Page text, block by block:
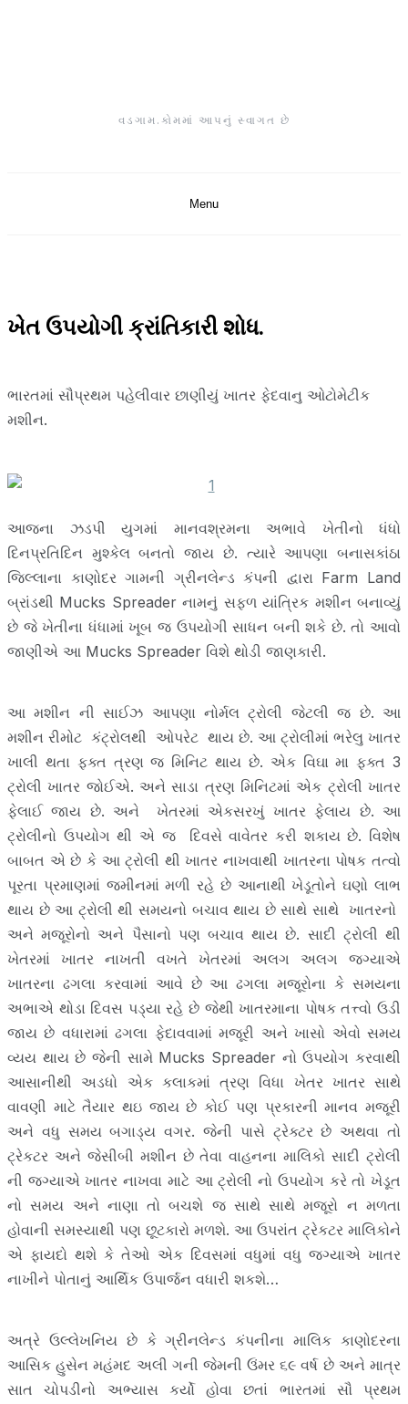
વડગામ.કોમમાં આપનું સ્વાગત છે
Menu
ખેત ઉપયોગી ક્રાંતિકારી શોધ.
ભારતમાં સૌપ્રથમ પહેલીવાર છાણીયું ખાતર ફેદવાનુ ઓટોમેટીક
મશીન.
આજના ઝડપી યુગમાં માનવશ્રમના અભાવે ખેતીનો ધંધો
દિનપ્રતિદિન મુશ્કેલ બનતો જાય છે. ત્યારે આપણા બનાસકાંઠા
જિલ્લાના કાણોદર ગામની ગ્રીનલેન્ડ કંપની દ્વારા Farm Land
બ્રાંડથી Mucks Spreader નામનું સફળ યાંત્રિક મશીન બનાવ્યું
છે જે ખેતીના ધંધામાં ખૂબ જ ઉપયોગી સાધન બની શકે છે. તો આવો
જાણીએ આ Mucks Spreader વિશે થોડી જાણકારી.
આ મશીન ની સાઈઝ આપણા નોર્મલ ટ્રોલી જેટલી જ છે. આ
મશીન રીમોટ કંટ્રોલથી ઓપરેટ થાય છે. આ ટ્રોલીમાં ભરેલુ ખાતર
ખાલી થતા ફક્ત ત્રણ જ મિનિટ થાય છે. એક વિઘા મા ફક્ત 3
ટ્રોલી ખાતર જોઈએ. અને સાડા ત્રણ મિનિટમાં એક ટ્રોલી ખાતર
ફેલાઈ જાય છે. અને ખેતરમાં એકસરખું ખાતર ફેલાય છે. આ
ટ્રોલીનો ઉપયોગ થી એ જ દિવસે વાવેતર કરી શકાય છે. વિશેષ
બાબત એ છે કે આ ટ્રોલી થી ખાતર નાખવાથી ખાતરના પોષક તત્વો
પૂરતા પ્રમાણમાં જમીનમાં મળી રહે છે આનાથી ખેડૂતોને ઘણો લાભ
થાય છે આ ટ્રોલી થી સમયનો બચાવ થાય છે સાથે સાથે ખાતરનો
અને મજૂરોનો અને પૈસાનો પણ બચાવ થાય છે. સાદી ટ્રોલી થી
ખેતરમાં ખાતર નાખતી વખતે ખેતરમાં અલગ અલગ જગ્યાએ
ખાતરના ઢગલા કરવામાં આવે છે આ ઢગલા મજૂરોના કે સમયના
અભાએ થોડા દિવસ પડ્યા રહે છે જેથી ખાતરમાના પોષક તત્ત્વો ઉડી
જાય છે વધારામાં ઢગલા ફેદાવવામાં મજૂરી અને ખાસો એવો સમય
વ્યય થાય છે જેની સામે Mucks Spreader નો ઉપયોગ કરવાથી
આસાનીથી અડધો એક કલાકમાં ત્રણ વિધા ખેતર ખાતર સાથે
વાવણી માટે તૈયાર થઇ જાય છે કોઈ પણ પ્રકારની માનવ મજૂરી
અને વધુ સમય બગાડ્ય વગર. જેની પાસે ટ્રેક્ટર છે અથવા તો
ટ્રેકટર અને જેસીબી મશીન છે તેવા વાહનના માલિકો સાદી ટ્રોલી
ની જગ્યાએ ખાતર નાખવા માટે આ ટ્રોલી નો ઉપયોગ કરે તો ખેડૂત
નો સમય અને નાણા તો બચશે જ સાથે સાથે મજૂરો ન મળતા
હોવાની સમસ્યાથી પણ છૂટકારો મળશે. આ ઉપરાંત ટ્રેકટર માલિકોને
એ ફાયદો થશે કે તેઓ એક દિવસમાં વધુમાં વધુ જગ્યાએ ખાતર
નાખીને પોતાનું આર્થિક ઉપાર્જન વધારી શકશે…
અત્રે ઉલ્લેખનિય છે કે ગ્રીનલેન્ડ કંપનીના માલિક કાણોદરના
આસિક હુસેન મહંમદ અલી ગની જેમની ઉંમર ૬૯ વર્ષ છે અને માત્ર
સાત ચોપડીનો અભ્યાસ કર્યો હોવા છતાં ભારતમાં સૌ પ્રથમ